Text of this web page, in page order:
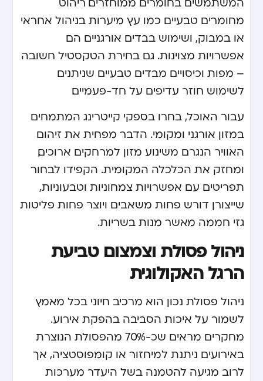
מחומרים טבעיים כמו עץ מיערות בניהול אחראי
או במבוק, ושימוש בבדים אורגניים הם
אפשרויות מצוינות. גם בחירת הטקסטיל חשובה
– מפות וכיסויים מבדים טבעיים שניתנים
לשימוש חוזר עדיפים על חד-פעמיים.
עבור האוכל, בחרו בספקי קייטרינג המתמחים
במזון אורגני ומקומי. הדבר מפחית את זיהום
האוויר הנגרם משינוע מזון למרחקים ארוכים,
ומחזק את הכלכלה המקומית. הקפידו לבחור
תפריטים עם אפשרויות צמחוניות וטבעוניות,
שייצורן דורש פחות משאבים ויוצר פחות פליטות
גזי חממה מאשר מנות בשריות.
ניהול פסולת וצמצום טביעת
הרגל האקולוגית
ניהול פסולת נכון הוא מרכיב חיוני בכל מאמץ
לשמור על איכות הסביבה בהפקת אירוע.
מחקרים מראים שכ-70% מהפסולת הנוצרת
באירועים ניתנת למיחזור או קומפוסטציה, אך
לרוב מגיעה להטמנה בשל היעדר מערכות